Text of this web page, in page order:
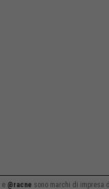
e @racne sono marchi di impresa